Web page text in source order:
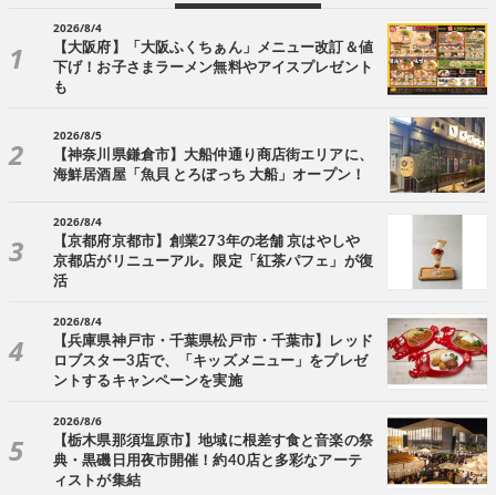
2026/8/4
【大阪府】「大阪ふくちぁん」メニュー改訂＆値
下げ！お子さまラーメン無料やアイスプレゼント
も
2026/8/5
【神奈川県鎌倉市】大船仲通り商店街エリアに、
海鮮居酒屋「魚貝 とろぼっち 大船」オープン！
2026/8/4
【京都府京都市】創業273年の老舗 京はやしや
京都店がリニューアル。限定「紅茶パフェ」が復
活
2026/8/4
【兵庫県神戸市・千葉県松戸市・千葉市】レッド
ロブスター3店で、「キッズメニュー」をプレゼ
ントするキャンペーンを実施
2026/8/6
【栃木県那須塩原市】地域に根差す食と音楽の祭
典・黒磯日用夜市開催！約40店と多彩なアーテ
ィストが集結